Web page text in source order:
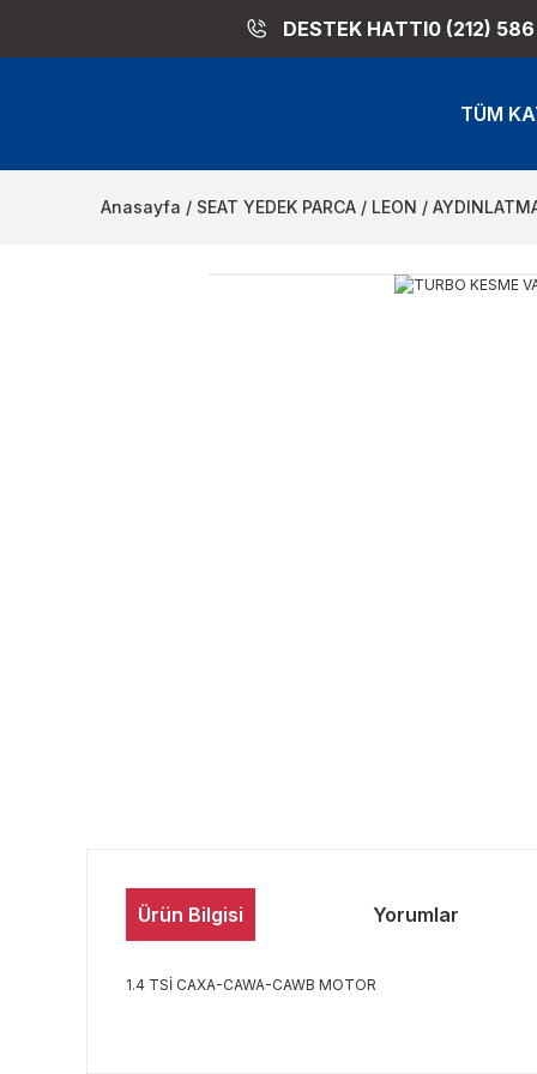
DESTEK HATTI0 (212)
TÜM
Anasayfa SEAT YEDEK PARCA LEON
Ürün Bilgisi Yorumlar
1.4 TSİ CAXA-CAWA-CAWB MOTOR